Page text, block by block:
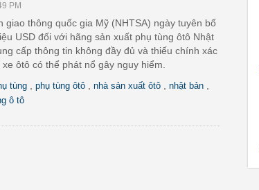
PM
giao thông quốc gia Mỹ (NHTSA) ngày tuyên bố
USD đối với hãng sản xuất phụ tùng ôtô Nhật
cấp thông tin không đầy đủ và thiếu chính xác
ôtô có thể phát nổ gây nguy hiểm.
tùng phụ tùng ôtô nhà sản xuất ôtô nhật bản
ô tô